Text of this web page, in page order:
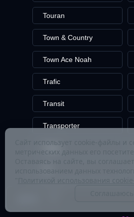
Touran
Town & Country
Town Ace Noah
Trafic
Transit
Transporter
Triber
TT
Сайт использует cookie-файлы и
метрических данных его
использованием данных
Политикой использования